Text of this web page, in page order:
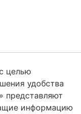
целью
удобства
представляют
информацию